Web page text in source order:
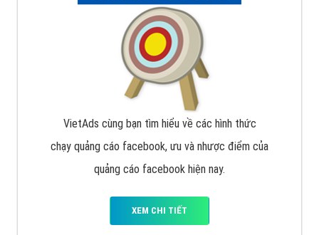
VietAds cùng bạn tìm hiểu về các hình thức
chạy quảng cáo facebook, ưu và nhược điểm của
quảng cáo facebook hiện nay.
XEM CHI TIẾT